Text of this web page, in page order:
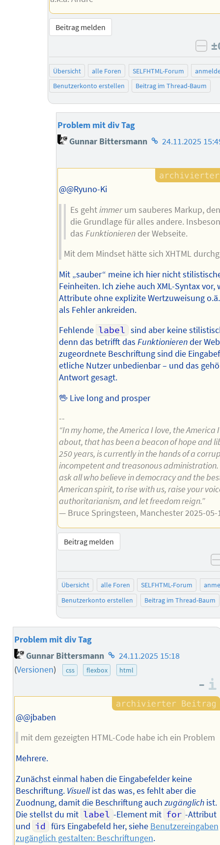
Beitrag melden
Übersicht alle Foren SELFHTML-Forum
Benutzerkonto erstellen
Beitrag im Thread-Baum
Problem mit div Tag
Gunnar Bittersmann Homepage
Autors
24.11.2025
@@Ryuno-Ki
Es gehtimmerum sauberes Markup,
die Grundlage für alles andere.
das Funktionierender Webseite.
Mit dem Mindset hätte sich XHTML
Mit „sauber“ meine ich hier nicht
Feinheiten. Ich ziehe auch XML-Syntax vor,
Attribute ohne explizite Wertzuweisung
als Fehler ankreiden.
Fehlende label sind aber keine
denn das betrifft das Funktionierender
zugeordnete Beschriftung sind die
etliche Nutzer unbedienbar – und das
Antwort gesagt.
🖖 Live long and prosper
--
“In my home, the America I love, the
about, that has been a beacon of hope and
250 years, is currently in the hands of a
incompetent and treasonous administration.
ask all who believe in democracy and the
American spirit, to rise with us, raise your
authoritarianism, and let freedom reign.”
— Bruce Springsteen, Manchester 2025-05-
Beitrag melden
Übersicht alle Foren SELFHTML-Forum
Benutzerkonto erstellen
Beitrag im Thread-Baum
Problem mit div Tag
Gunnar Bittersmann Homepage
des
24.11.2025 15:18
(Versionen) css flexbox html
–
@@jbaben
mit dem gezeigten HTML-Code habe ich ein Problem
Mehrere.
Zunächst einmal haben die Eingabefelder keine
Beschriftung. Visuellist das was, es fehlt aber die
Zuodnung, damit die Beschriftung auch zugänglichist.
Die stellst du mit label -Element mit for -Attribut
und id fürs Eingabefeld her, siehe Benutzereingaben
zugänglich gestalten: Beschriftungen.